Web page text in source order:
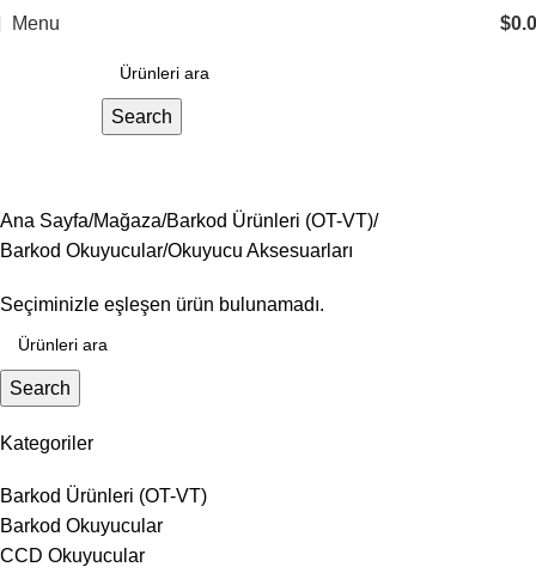
Menu $
Search
Kategoriler
Barkod Ürünleri (OT-VT)
Barkod Okuyucular
CCD Okuyucular
Ana Sayfa Mağaza Barkod Ürünleri (OT-VT)
Barkod Okuyucular Okuyucu Aksesuarları
Seçiminizle eşleşen ürün bulunamadı.
Search